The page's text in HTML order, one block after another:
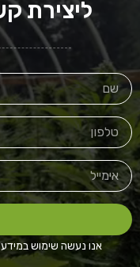
ליצירת
אנו נעשה שימוש